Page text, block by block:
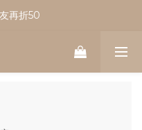
｜新會員看這篇！
再折50
｜新會員看這篇！